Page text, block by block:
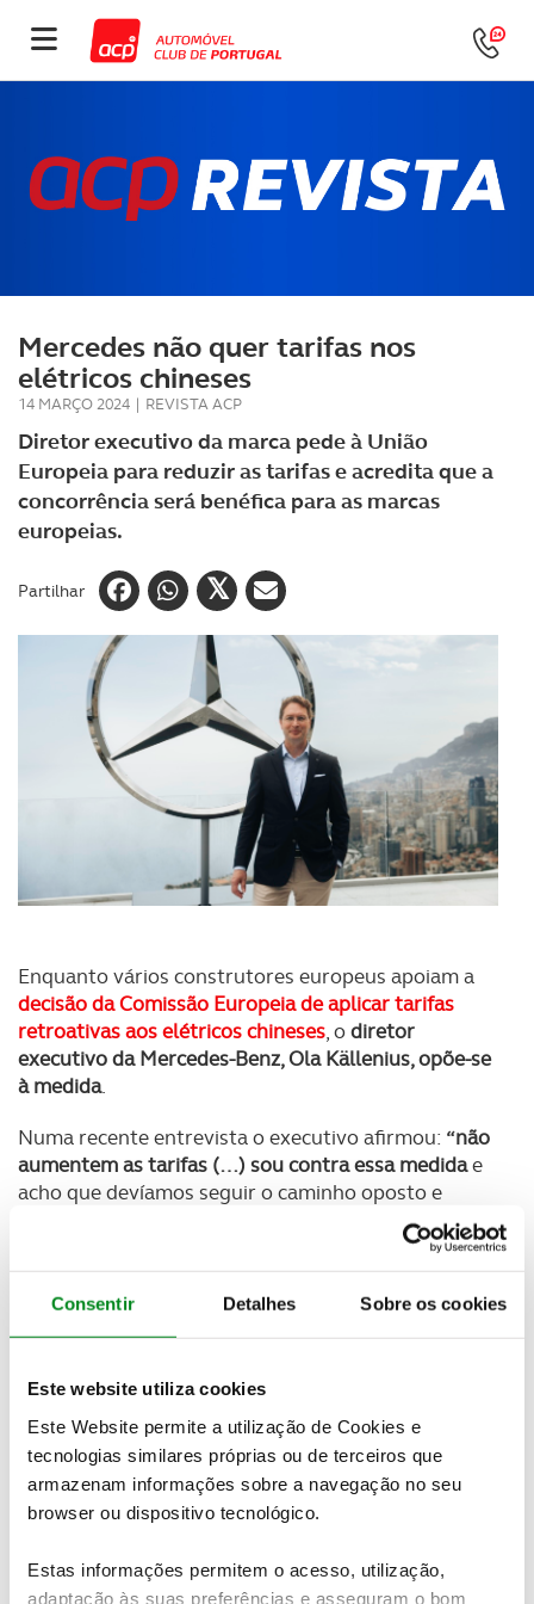
Consentir Detalhes Sobre os cookies
Este website utiliza cookies
Este Website permite a utilização de Cookies e
tecnologias similares próprias ou de terceiros que
armazenam informações sobre a navegação no seu
browser ou dispositivo tecnológico.
Estas informações permitem o acesso, utilização,
adaptação às suas preferências e asseguram o bom
Mercedes não quer tarifas nos
elétricos chineses
14 MARÇO 2024 | REVISTA ACP
Diretor executivo da marca pede à União
Europeia para reduzir as tarifas e acredita que a
concorrência será benéfica para as marcas
europeias.
Partilhar
Enquanto vários construtores europeus apoiam a
decisão da Comissão Europeia de aplicar tarifas
retroativas aos elétricos chineses, odiretor
executivo da Mercedes-Benz, Ola Källenius, opõe-se
à medida.
Numa recente entrevista o executivo afirmou: “não
aumentem as tarifas (…) sou contra essa medidae
acho que devíamos seguir o caminho oposto e
Recorde-se queatualmente é aplicada aos
automóveis chineses importados para a Europa
Newsletter Revista
Receba as novidades do mundo automóvel e
do universo ACP.
SUBSCREVER